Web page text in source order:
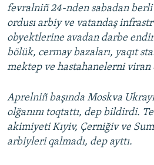
fevralniñ 24-nden sabadan berli
ordusı arbiy ve vatandaş
obyektlerine avadan darbe
bölük, cermay bazaları, yaqıt
mektep ve hastahanelerni viran
Aprelniñ başında Moskva
olğanını toqtattı, dep bildirdi.
akimiyeti Kıyiv, Çerniğiv ve
arbiyleri qalmadı, dep ayttı.